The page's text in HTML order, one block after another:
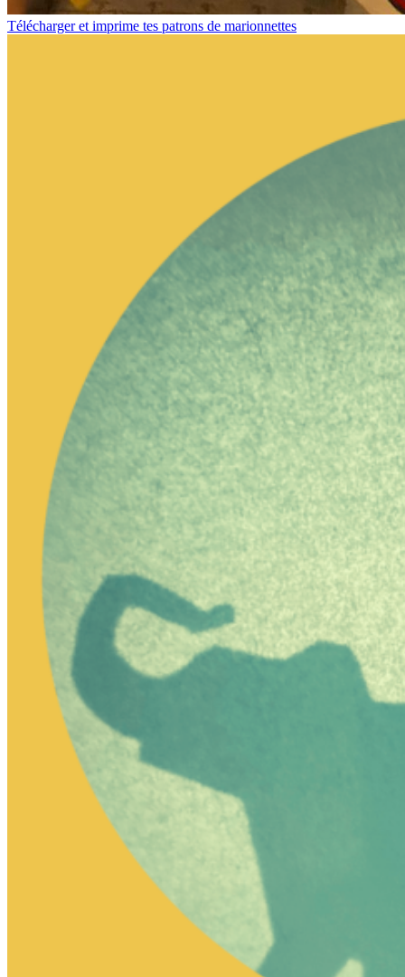
Télécharger et imprime tes patrons de marionnettes